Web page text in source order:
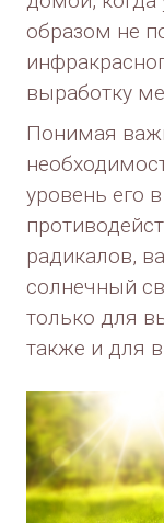
образом не
выработку
Понимая
уровень его
радикалов,
солнечный
только для
также и для